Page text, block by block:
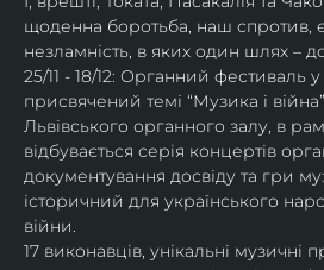
щоденна боротьба, наш спротив,
незламність, в яких один шлях –
25/11 - 18/12: Органний фестиваль у
присвячений темі “Музика і
Львівського органного залу, в
відбувається серія концертів
документування досвіду та гри
історичний для українського
війни.
17 виконавців, унікальні музичні